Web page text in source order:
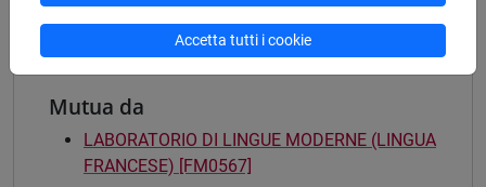
Mutua da
LABORATORIO DI LINGUE MODERNE (LINGUA
FRANCESE) [FM0567]
Accetta tutti i cookie